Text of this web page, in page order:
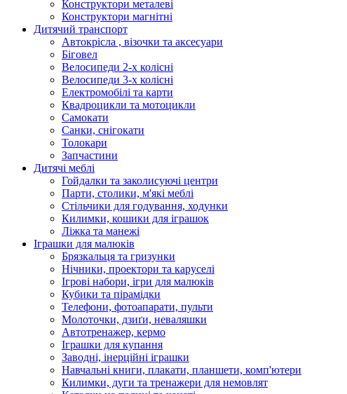
Конструктори металеві
Конструктори магнітні
Дитячий транспорт
Автокрісла , візочки та аксесуари
Біговел
Велосипеди 2-х колісні
Велосипеди 3-х колісні
Електромобілі та карти
Квадроцикли та мотоцикли
Самокати
Санки, снігокати
Толокари
Запчастини
Дитячі меблі
Гойдалки та заколисуючі центри
Парти, столики, м'які меблі
Стільчики для годування, ходунки
Килимки, кошики для іграшок
Ліжка та манежі
Іграшки для малюків
Брязкальця та гризунки
Нічники, проектори та каруселі
Ігрові набори, ігри для малюків
Кубики та пірамідки
Телефони, фотоапарати, пульти
Молоточки, дзиґи, неваляшки
Автотренажер, кермо
Іграшки для купання
Заводні, інерційні іграшки
Навчальні книги, плакати, планшети, комп'ютери
Килимки, дуги та тренажери для немовлят